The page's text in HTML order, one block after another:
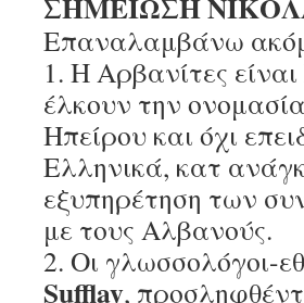
Επαναλαμβάνω
1. Η Αρβανίτες
έλκουν την
Ηπείρου και όχι
Ελληνικά, κατ
εξυπηρέτηση των
με τους Αλβανούς.
2. Οι γλωσσολόγοι-
Sufflay,